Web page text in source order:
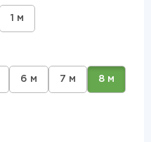
1 м
6 м 7 м 8 м